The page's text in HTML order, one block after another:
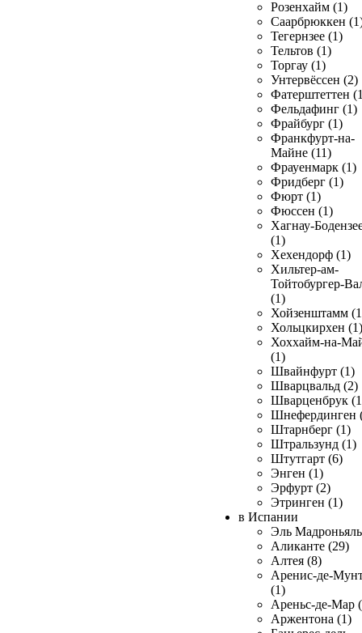
Розенхайм (1)
Саарбрюккен
Тегернзее (1)
Тельтов (1)
Торгау (1)
Унтервёссен (2)
Фатерштеттен
Фельдафинг (1)
Фрайбург (1)
Франкфурт-на-
Майне (11)
Фрауенмарк (1)
Фридберг (1)
Фюрт (1)
Фюссен (1)
Хагнау-
(1)
Хехендорф (1)
Хильтер-ам-
Тойтобургер-
(1)
Хойзенштамм
Хольцкирхен (1)
Хоххайм-на-
(1)
Швайнфурт (1)
Шварцвальд (2)
Шварценбрук
Шнефердинген
Штарнберг (1)
Штральзунд (1)
Штутгарт (6)
Энген (1)
Эрфурт (2)
Этринген (1)
в Испании
Эль
Аликанте (29)
Алтея (8)
Аренис-де-
(1)
Ареньс-де-Мар
Аржентона (1)